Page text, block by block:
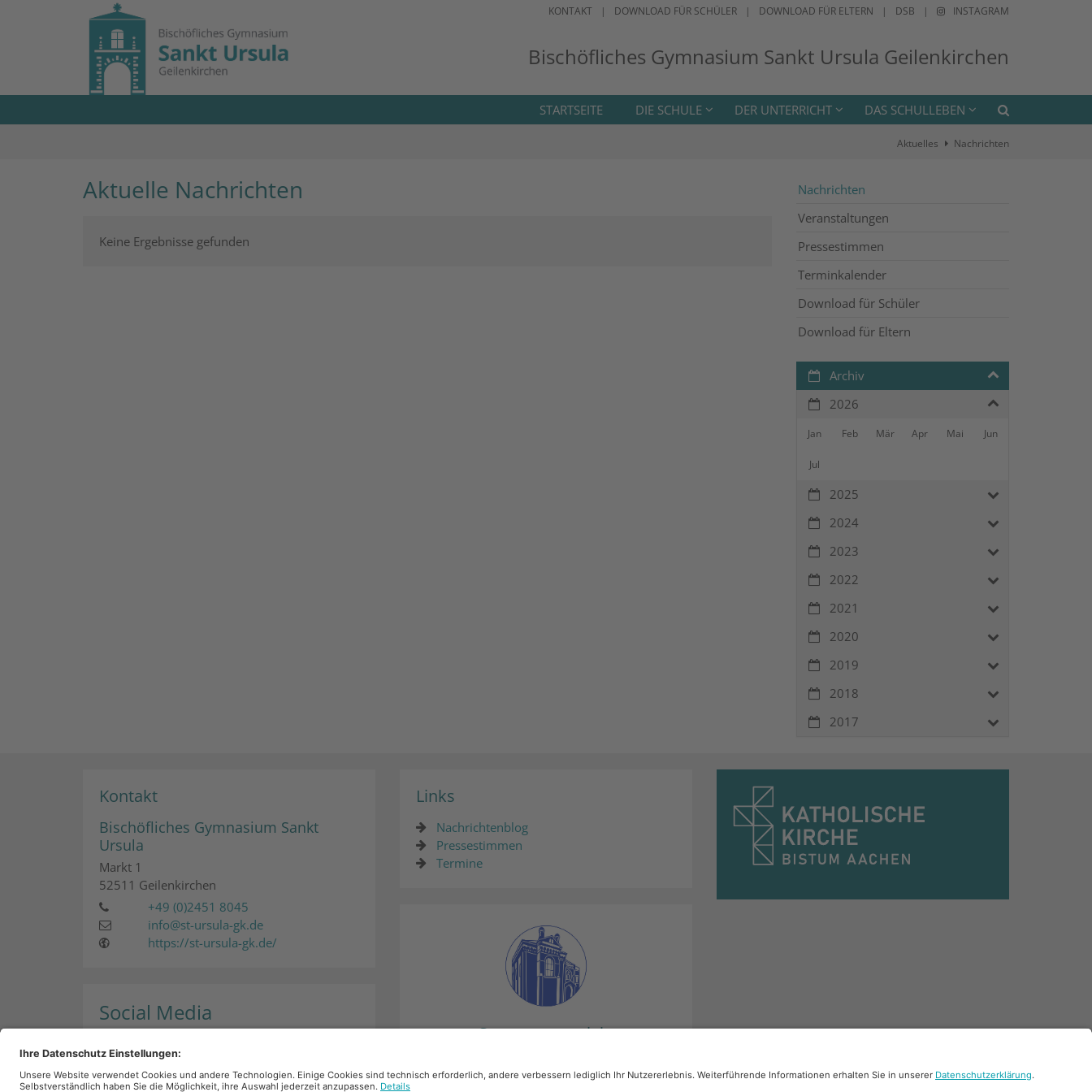
KONTAKT DOWNLOAD FÜR SCHÜLER DOWNLOAD FÜR ELTERN DSB INSTAGRAM
Bischöfliches Gymnasium Sankt Ursula Geilenkirchen
STARTSEITE DIE SCHULE DER UNTERRICHT DAS SCHULLEBEN
Aktuelles Nachrichten
Aktuelle Nachrichten
Keine Ergebnisse gefunden
Nachrichten
Veranstaltungen
Pressestimmen
Terminkalender
Download für Schüler
Download für Eltern
Archiv
2026
Jan Feb Mär Apr Mai Jun
Jul
2025
2024
2023
2022
2021
2020
2019
2018
2017
Kontakt
Bischöfliches Gymnasium Sankt
Ursula
Markt 1
52511 Geilenkirchen
+49 (0)2451 8045
info@st-ursula-gk.de
https://st-ursula-gk.de/
Social Media
Links
Nachrichtenblog
Pressestimmen
Termine
Synagogenprojekt